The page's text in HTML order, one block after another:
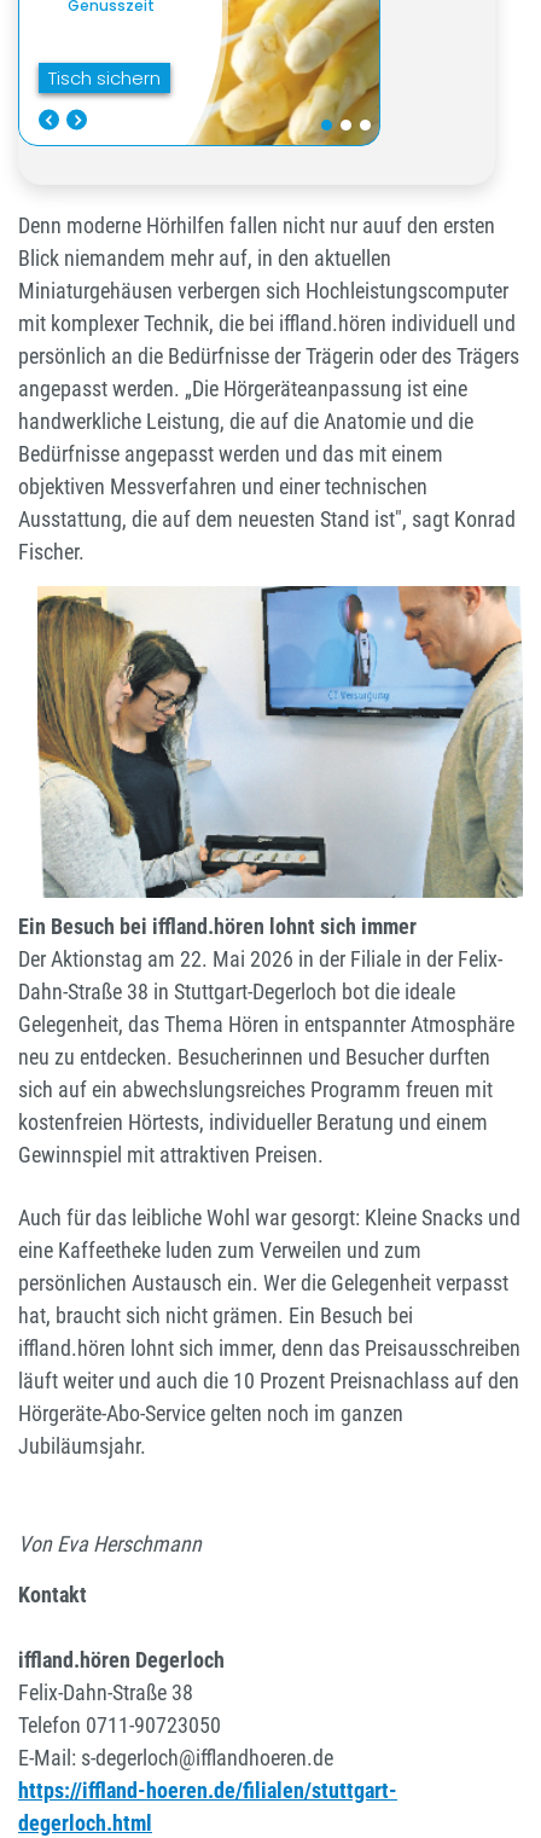
Denn moderne Hörhilfen fallen nicht nur auuf den ersten
Blick niemandem mehr auf, in den aktuellen
Miniaturgehäusen verbergen sich Hochleistungscomputer
mit komplexer Technik, die bei iffland.hören individuell und
persönlich an die Bedürfnisse der Trägerin oder des Trägers
angepasst werden. „Die Hörgeräteanpassung ist eine
handwerkliche Leistung, die auf die Anatomie und die
Bedürfnisse angepasst werden und das mit einem
objektiven Messverfahren und einer technischen
Ausstattung, die auf dem neuesten Stand ist", sagt Konrad
Fischer.
Ein Besuch bei iffland.hören lohnt sich immer
Der Aktionstag am 22. Mai 2026 in der Filiale in der Felix-
Dahn-Straße 38 in Stuttgart-Degerloch bot die ideale
Gelegenheit, das Thema Hören in entspannter Atmosphäre
neu zu entdecken. Besucherinnen und Besucher durften
sich auf ein abwechslungsreiches Programm freuen mit
kostenfreien Hörtests, individueller Beratung und einem
Gewinnspiel mit attraktiven Preisen.
Auch für das leibliche Wohl war gesorgt: Kleine Snacks und
eine Kaffeetheke luden zum Verweilen und zum
persönlichen Austausch ein. Wer die Gelegenheit verpasst
hat, braucht sich nicht grämen. Ein Besuch bei
iffland.hören lohnt sich immer, denn das Preisausschreiben
läuft weiter und auch die 10 Prozent Preisnachlass auf den
Hörgeräte-Abo-Service gelten noch im ganzen
Jubiläumsjahr.
Von Eva Herschmann
Kontakt
iffland.hören Degerloch
Felix-Dahn-Straße 38
Telefon 0711-90723050
E-Mail: s-degerloch@ifflandhoeren.de
https://iffland-hoeren.de/filialen/stuttgart-
degerloch.html